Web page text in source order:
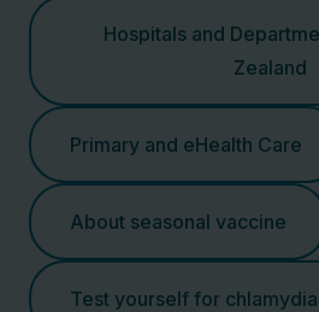
Hospitals and
Zealand
Primary and eHealth Care
About seasonal vaccine
Test yourself for chlamydia